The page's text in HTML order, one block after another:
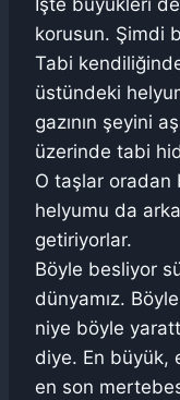
İşte büyükleri
korusun. Şimdi
Tabi
üstündeki
gazının şeyini
üzerinde tabi
O taşlar oradan
helyumu da
getiriyorlar.
Böyle besliyor
dünyamız.
niye böyle
diye. En büyük,
en son